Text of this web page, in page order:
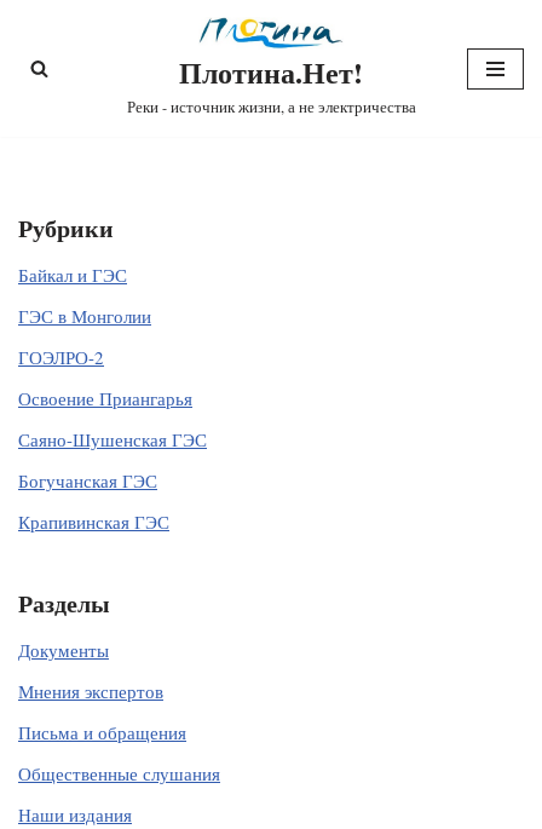
Перейти
Плотина.Нет!
Реки - источник жизни, а не электричества
Рубрики
Байкал и ГЭС
ГЭС в Монголии
ГОЭЛРО-2
Освоение Приангарья
Саяно-Шушенская ГЭС
Богучанская ГЭС
Крапивинская ГЭС
Разделы
Документы
Мнения экспертов
Письма и обращения
Общественные слушания
Наши издания